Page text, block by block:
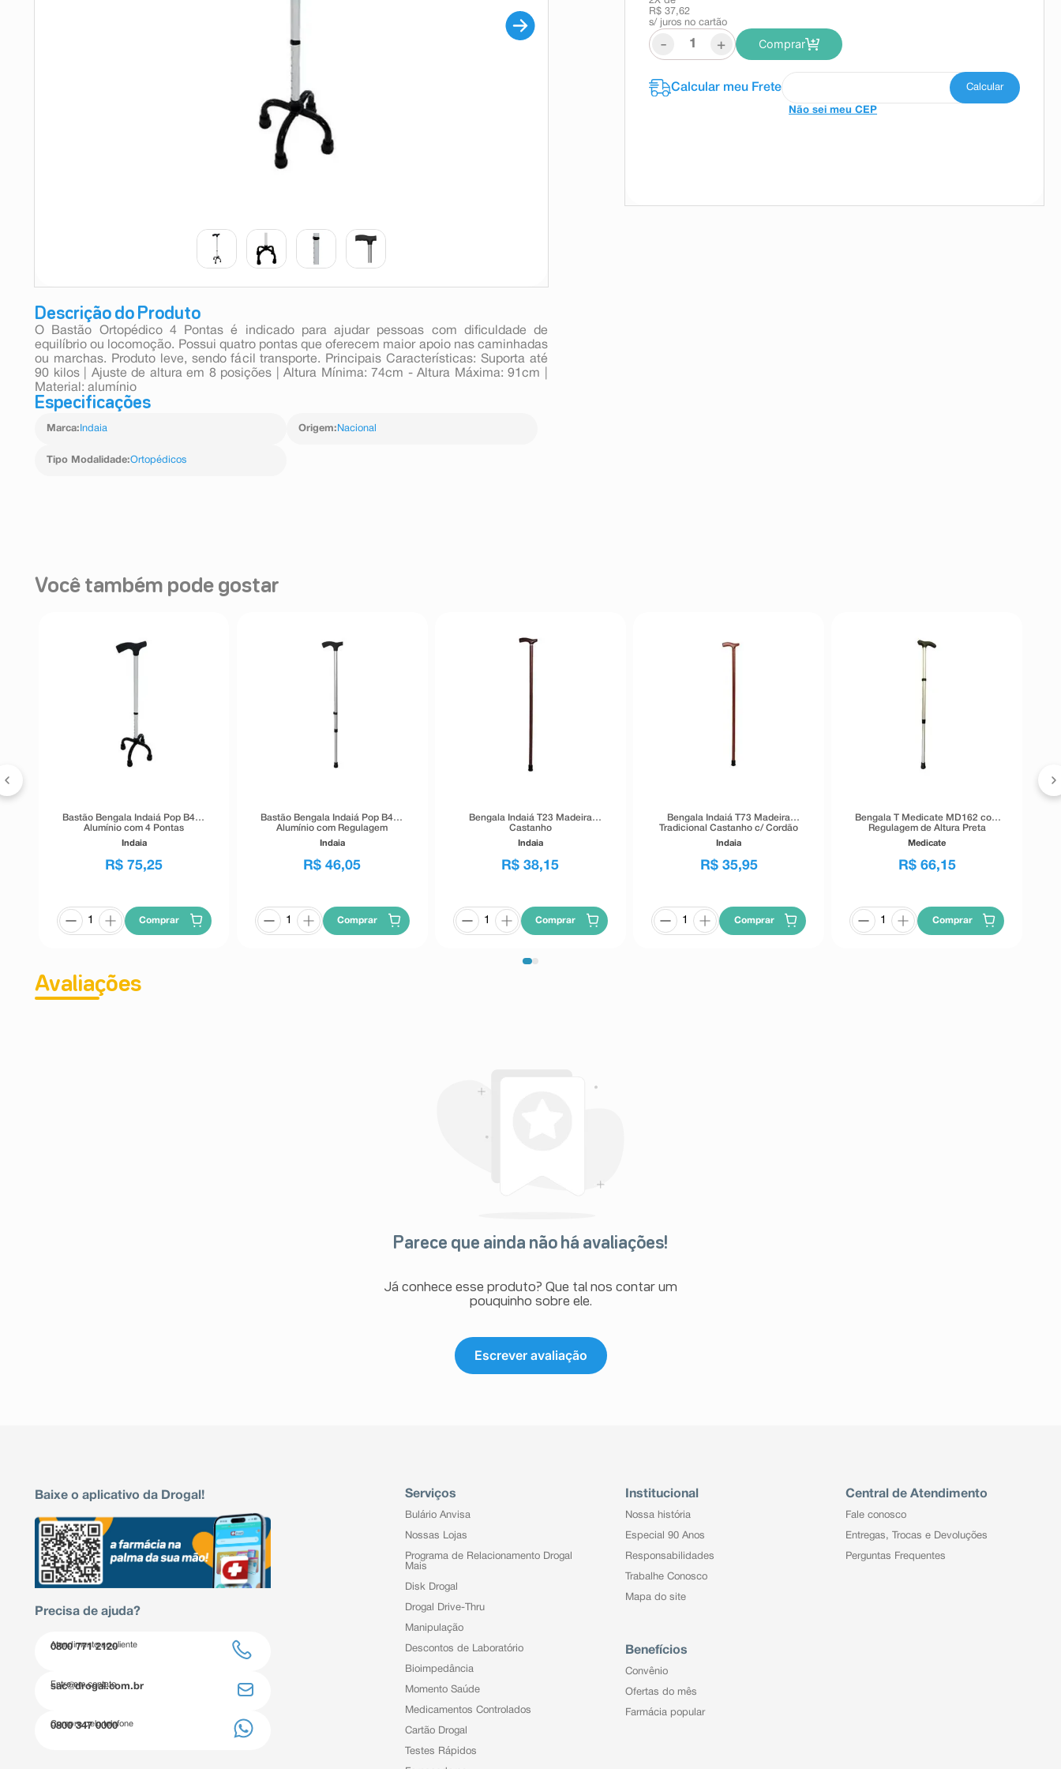
Descrição do Produto
O Bastão Ortopédico 4 Pontas é indicado para ajudar pessoas com dificuldade de
equilíbrio ou locomoção. Possui quatro pontas que oferecem maior apoio nas caminhadas
ou marchas. Produto leve, sendo fácil transporte. Principais Características: Suporta até
90 kilos | Ajuste de altura em 8 posições | Altura Mínima: 74cm - Altura Máxima: 91cm |
Material: alumínio
Especificações
Marca: Indaia Origem: Nacional
Tipo Modalidade:Ortopédicos
R$ 37,62
s/ juros no cartão
- + Comprar
Não sei meu CEP
Você também pode gostar
Bastão Bengala Indaiá Pop B406
Alumínio com 4 Pontas
Indaia
R$ 75,25
Comprar
Bastão Bengala Indaiá Pop B405
Alumínio com Regulagem
Indaia
R$ 46,05
Comprar
Bengala Indaiá T23 Madeira
Castanho
Indaia
R$ 38,15
Comprar
Bengala Indaiá T73 Madeira
Tradicional Castanho c/ Cordão
Indaia
R$ 35,95
Comprar
Bengala T Medicate MD162 com
Regulagem de Altura Preta
Medicate
R$ 66,15
Comprar
Avaliações
Parece que ainda não há avaliações!
Já conhece esse produto? Que tal nos contar um
pouquinho sobre ele.
Escrever avaliação
Baixe o aplicativo da Drogal!
Precisa de ajuda?
Atendimento ao cliente
0800 771 2120
Entre em contato
sac@drogal.com.br
Compre pelo telefone
0800 347 0000
Serviços
Bulário Anvisa
Nossas Lojas
Programa de Relacionamento Drogal
Mais
Disk Drogal
Drogal Drive-Thru
Manipulação
Descontos de Laboratório
Bioimpedância
Momento Saúde
Medicamentos Controlados
Cartão Drogal
Testes Rápidos
Institucional
Nossa história
Especial 90 Anos
Responsabilidades
Trabalhe Conosco
Mapa do site
Benefícios
Convênio
Ofertas do mês
Farmácia popular
Central de Atendimento
Fale conosco
Entregas, Trocas e Devoluções
Perguntas Frequentes